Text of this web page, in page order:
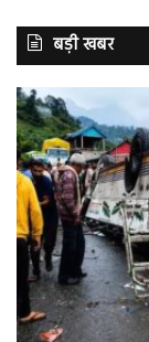
बड़ी खबर